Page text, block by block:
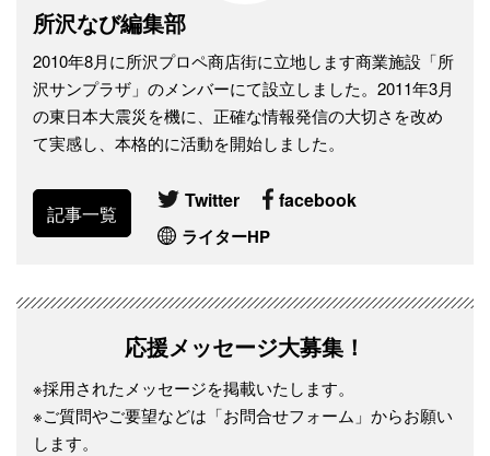
所沢なび編集部
2010年8月に所沢プロペ商店街に立地します商業施設「所
沢サンプラザ」のメンバーにて設立しました。2011年3月
の東日本大震災を機に、正確な情報発信の大切さを改め
て実感し、本格的に活動を開始しました。
記事一覧
Twitter facebook
ライターHP
応援メッセージ大募集！
※採用されたメッセージを掲載いたします。
※ご質問やご要望などは「お問合せフォーム」からお願い
します。